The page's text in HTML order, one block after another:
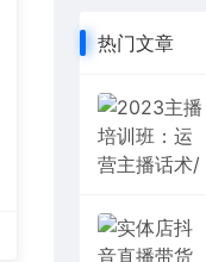
热门文章